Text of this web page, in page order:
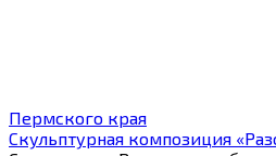
Пермского края
Скульптурная композиция